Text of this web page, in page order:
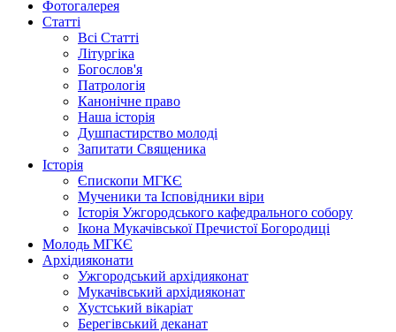
Фотогалерея
Статті
Всі Статті
Літургіка
Богослов'я
Патрологія
Канонічне право
Наша історія
Душпастирство молоді
Запитати Священика
Історія
Єпископи МГКЄ
Мученики та Ісповідники віри
Історія Ужгородського кафедрального собору
Ікона Мукачівської Пречистої Богородиці
Молодь МГКЄ
Архідияконати
Ужгородський архідияконат
Мукачівський архідияконат
Хустський вікаріат
Берегівський деканат